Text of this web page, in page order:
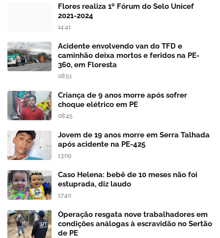
Flores realiza 1º Fórum do Selo Unicef
2021-2024
14:41
Acidente envolvendo van do TFD e
caminhão deixa mortos e feridos na PE-
360, em Floresta
08:51
Criança de 9 anos morre após sofrer
choque elétrico em PE
08:45
Jovem de 19 anos morre em Serra Talhada
após acidente na PE-425
13:09
Caso Helena: bebê de 10 meses não foi
estuprada, diz laudo
17:40
Operação resgata nove trabalhadores em
condições análogas à escravidão no Sertão
de PE